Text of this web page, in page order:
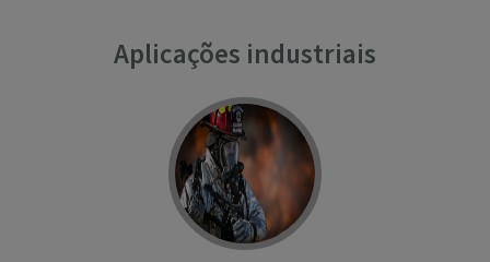
Aplicações industriais